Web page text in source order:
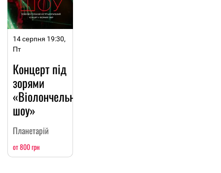
14 серпня 19:30,
Пт
Концерт під
зорями
«Віолончельне
шоу»
Планетарій
от 800 грн